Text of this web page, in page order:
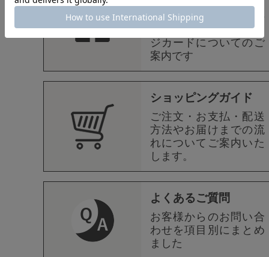
りのmicオリジナル無料
ラッピング・メッセー
ジカードについてのご
案内です
ショッピングガイド
ご注文・お支払・配送
方法やお届けまでの流
れについてご案内いた
します。
よくあるご質問
お客様からのお問い合
わせを項目別にまとめ
ました